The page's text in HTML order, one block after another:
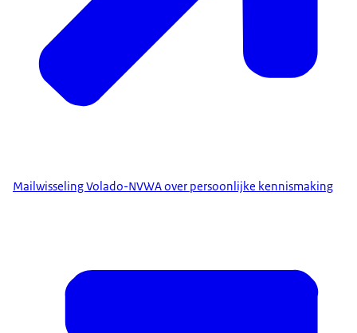
Mailwisseling Volado-NVWA over persoonlijke kennismaking